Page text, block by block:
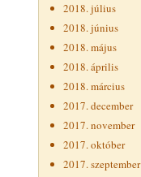
2018. július
2018. június
2018. május
2018. április
2018. március
2017. december
2017. november
2017. október
2017. szeptember